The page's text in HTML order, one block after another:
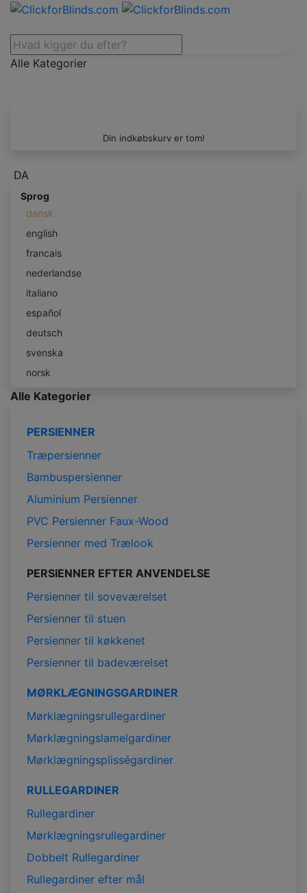
Alle Kategorier
Din indkøbskurv er tom!
DA
Sprog
dansk
english
francais
nederlandse
italiano
español
deutsch
svenska
norsk
Alle Kategorier
PERSIENNER
Træpersienner
Bambuspersienner
Aluminium Persienner
PVC Persienner Faux-Wood
Persienner med Trælook
PERSIENNER EFTER ANVENDELSE
Persienner til soveværelset
Persienner til stuen
Persienner til køkkenet
Persienner til badeværelset
MØRKLÆGNINGSGARDINER
Mørklægningsrullegardiner
Mørklægningslamelgardiner
Mørklægningsplisségardiner
RULLEGARDINER
Rullegardiner
Mørklægningsrullegardiner
Dobbelt Rullegardiner
Rullegardiner efter mål